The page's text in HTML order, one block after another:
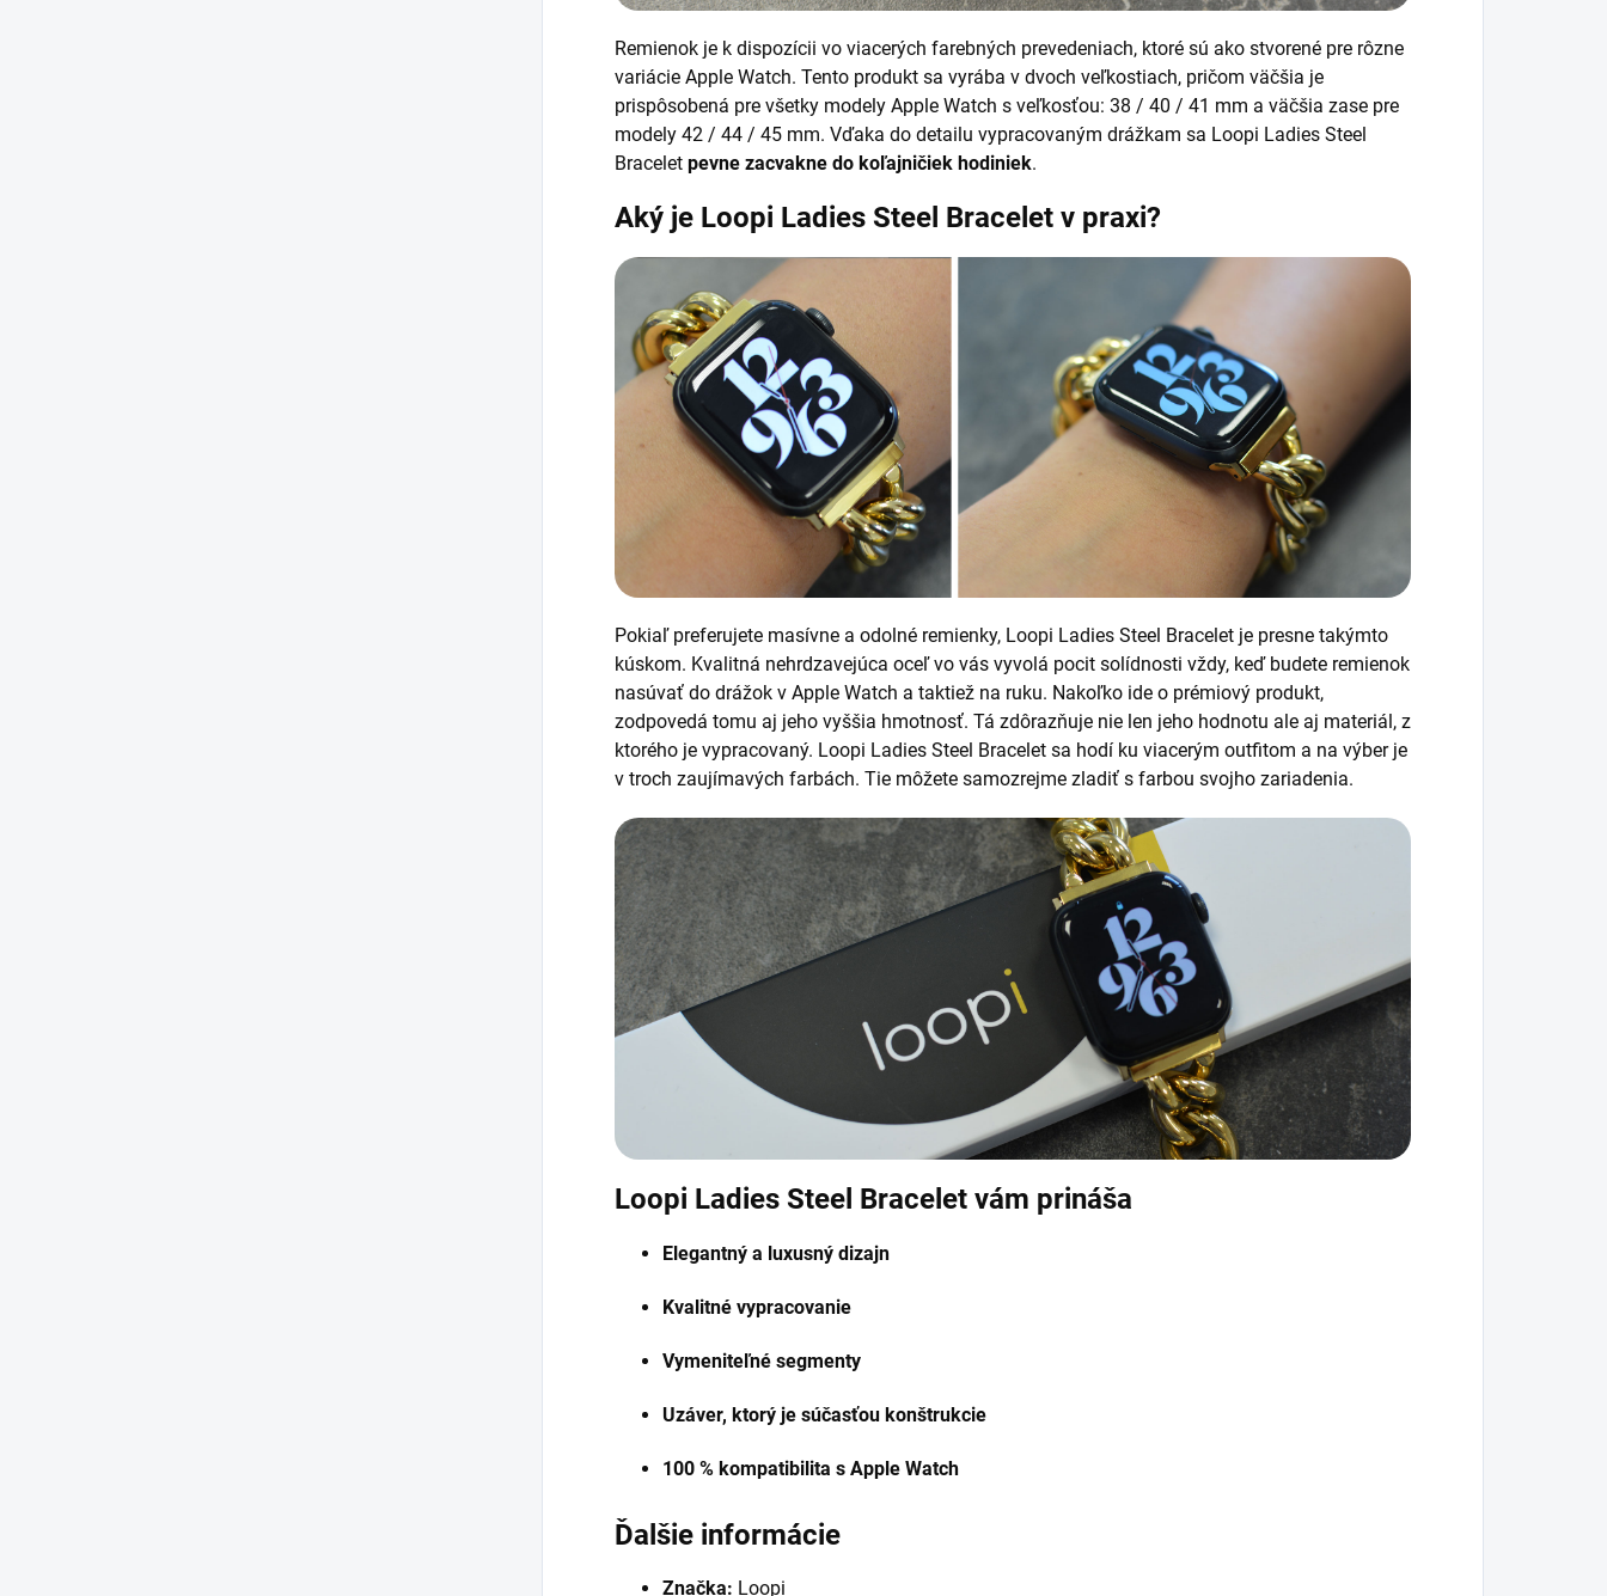
Remienok je k dispozícii vo viacerých farebných prevedeniach, ktoré sú ako stvorené pre rôzne
variácie Apple Watch. Tento produkt sa vyrába v dvoch veľkostiach, pričom väčšia je
prispôsobená pre všetky modely Apple Watch s veľkosťou: 38 / 40 / 41 mm a väčšia zase pre
modely 42 / 44 / 45 mm. Vďaka do detailu vypracovaným drážkam sa Loopi Ladies Steel
Bracelet pevne zacvakne do koľajničiek hodiniek.
Aký je Loopi Ladies Steel Bracelet v praxi?
Pokiaľ preferujete masívne a odolné remienky, Loopi Ladies Steel Bracelet je presne takýmto
kúskom. Kvalitná nehrdzavejúca oceľ vo vás vyvolá pocit solídnosti vždy, keď budete remienok
nasúvať do drážok v Apple Watch a taktiež na ruku. Nakoľko ide o prémiový produkt,
zodpovedá tomu aj jeho vyššia hmotnosť. Tá zdôrazňuje nie len jeho hodnotu ale aj materiál, z
ktorého je vypracovaný. Loopi Ladies Steel Bracelet sa hodí ku viacerým outfitom a na výber je
v troch zaujímavých farbách. Tie môžete samozrejme zladiť s farbou svojho zariadenia.
Loopi Ladies Steel Bracelet vám prináša
Elegantný a luxusný dizajn
Kvalitné vypracovanie
Vymeniteľné segmenty
Uzáver, ktorý je súčasťou konštrukcie
100 % kompatibilita s Apple Watch
Ďalšie informácie
Značka: Loopi